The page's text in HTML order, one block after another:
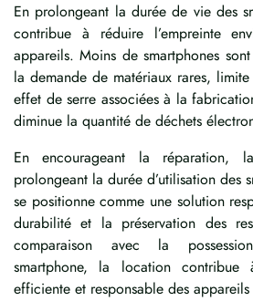
En prolongeant la durée de vie des
contribue à réduire l’empreinte
appareils. Moins de smartphones
la demande de matériaux rares,
effet de serre associées à la
diminue la quantité de déchets
En encourageant la réparation,
prolongeant la durée d’utilisation des
se positionne comme une solution
durabilité et la préservation des
comparaison avec la
smartphone, la location
efficiente et responsable des